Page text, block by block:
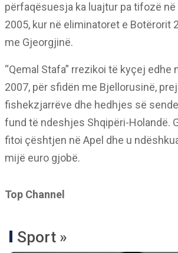
përfaqësuesja ka luajtur pa tifozë
2005, kur në eliminatoret e Botërorit
me Gjeorgjinë.
“Qemal Stafa” rrezikoi të kyçej edhe
2007, për sfidën me Bjellorusinë,
fishekzjarrëve dhe hedhjes së
fund të ndeshjes Shqipëri-Holandë.
fitoi çështjen në Apel dhe u
mijë euro gjobë.
Top Channel
Sport »